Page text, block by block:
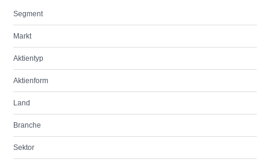
Segment
Markt
Aktientyp
Aktienform
Land
Branche
Sektor